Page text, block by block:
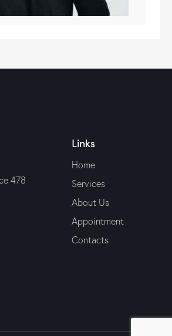
478
Links
Home
Services
About Us
Appointment
Contacts